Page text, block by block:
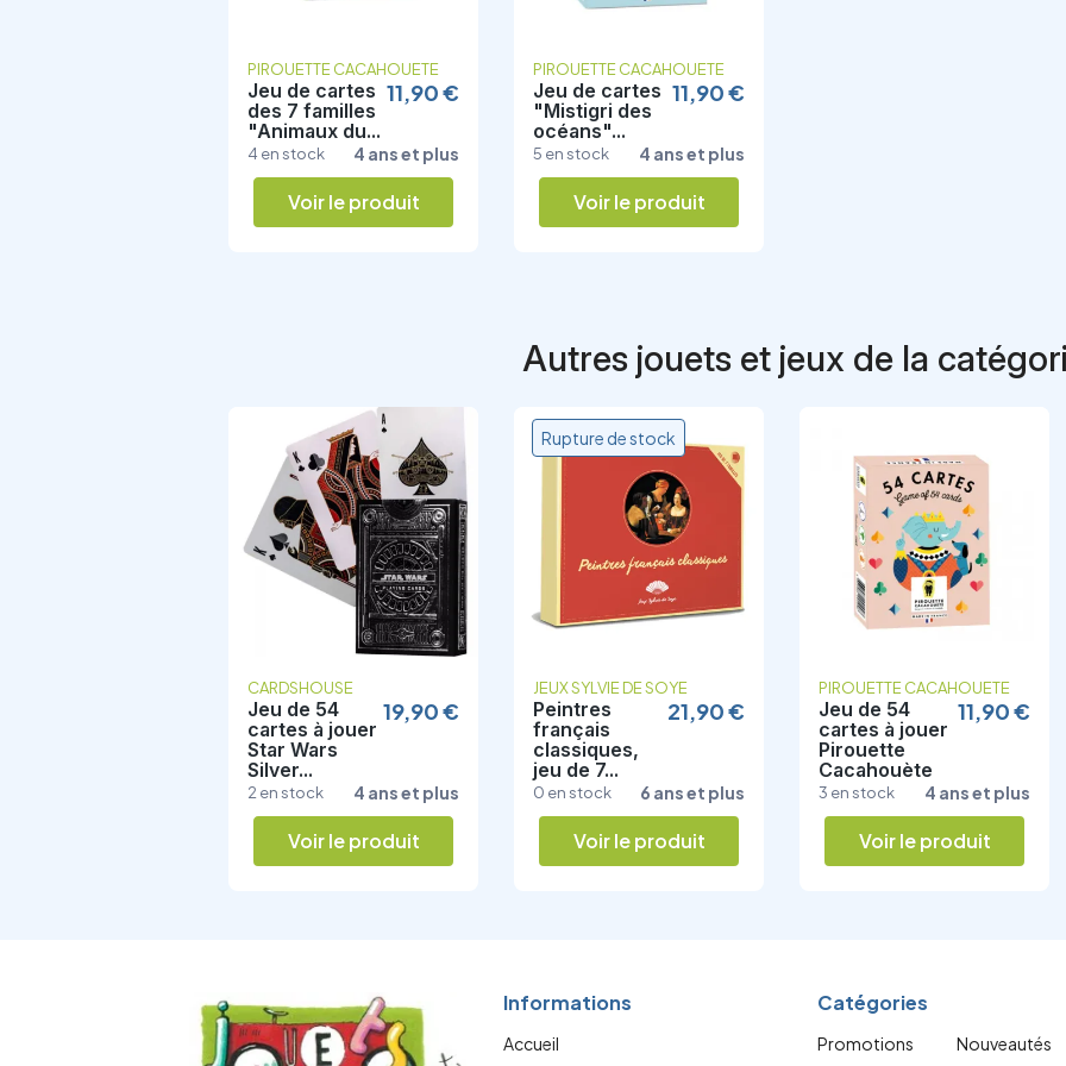
PIROUETTE CACAHOUETE
Jeu de cartes
des 7 familles
"Animaux du...
4 en stock
11,90 €
4 ans et plus
Voir le produit
PIROUETTE CACAHOUETE
Jeu de cartes
"Mistigri des
océans"...
5 en stock
11,90 €
4 ans et plus
Voir le produit
Autres jouets et jeux de la
CARDSHOUSE
Jeu de 54
cartes à jouer
Star Wars
Silver...
2 en stock
19,90 €
4 ans et plus
Voir le produit
JEUX SYLVIE DE SOYE
Peintres
français
classiques,
jeu de 7...
0 en stock
21,90 €
6 ans et plus
Voir le produit
Rupture de stock
PIROUETTE CACAHOUETE
Jeu de 54
cartes à jouer
Pirouette
Cacahouète
3 en stock
11,90 €
4 ans et plus
Voir le produit
Informations
Accueil
Catégories
Promotions
Nouveautés